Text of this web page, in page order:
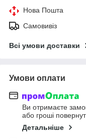
Нова Пошта
Самовивіз
Всі умови доставки
Умови оплати
Ви отримаєте
або гроші
Детальніше